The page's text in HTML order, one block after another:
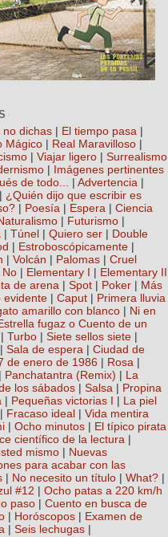
no dichas
El tiempo pasa
Mágico
Real Maravilloso
Viajar ligero
Surrealismo
Imágenes pertinentes
de todo... Advertencia
¿Quién dijo que escribir es
Poesía Espera
Ciencia
Futurismo
Túnel Quiero ser
Double
Estroboscópicamente
Volcán Palomas
Cruel
No Elementary I
Elementary II
de arena Spot Poker
Más
evidente
Caput
Primera lluvia
amarillo con blanco
Ni en
fugaz o Cuento de un
Turbo Siete sellos siete
Sala de espera
Ciudad de
de enero de 1986
Rosa
Panchatantra (Remix)
La
los sábados
Salsa
Propina
Pequeñas victorias I
La piel
Fracaso ideal
Vida mentira
Ocho minutos
El típico pirata
científico de la lectura
mismo
Nuevas
para acabar con las
No necesito un título What?
#12
Ocho patas a 220 km/h
paso
Cuento en busca de
Horóscopos
Examen de
Seis lechugas